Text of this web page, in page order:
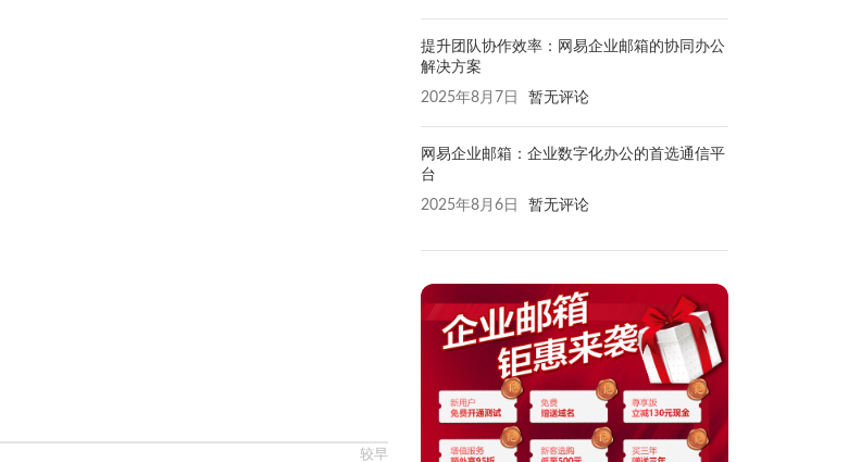
较早
提升团队协作效率：网易企业邮箱的协同办公
解决方案
2025年8月7日 暂无评论
网易企业邮箱：企业数字化办公的首选通信平
台
2025年8月6日 暂无评论